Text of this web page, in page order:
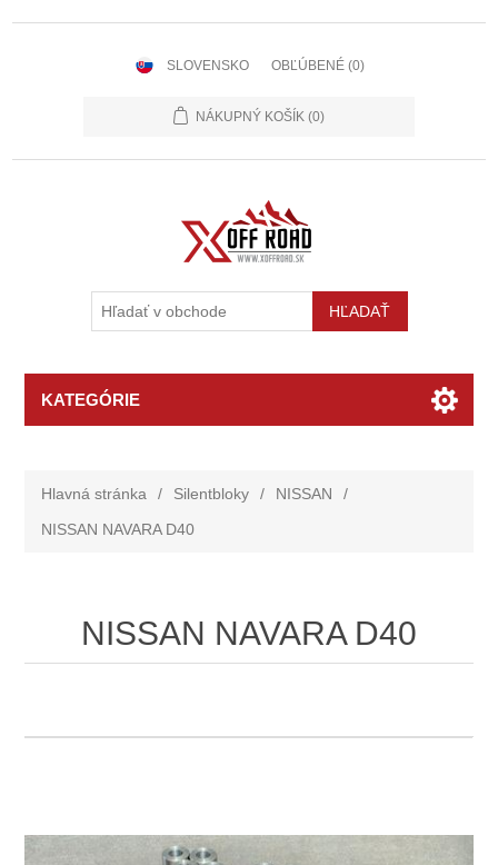
SLOVENSKO OBĽÚBENÉ (0)
NÁKUPNÝ KOŠÍK (0)
KATEGÓRIE
Hlavná stránka / Silentbloky / NISSAN
/
NISSAN NAVARA D40
NISSAN NAVARA D40